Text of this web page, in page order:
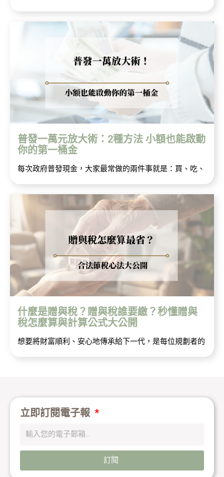
普發一萬元放大術：2種方法 小額也能啟動
你的第一桶金
每次政府普發現金，大家最常做的兩件事就是：買、吃、
什麼是贈與稅？贈與稅誰要繳？秒懂贈與
稅怎麼算與計算公式大公開
想要將財富順利、安心地傳承給下一代，是每位規劃者的
立即訂閱電子報
訂閱